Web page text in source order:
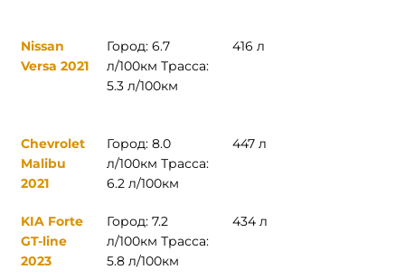
Nissan
Versa 2021
Город: 6.7
л/100км Трасса:
5.3 л/100км
416 л
Chevrolet
Malibu
2021
Город: 8.0
л/100км Трасса:
6.2 л/100км
447 л
KIA Forte
GT-line
2023
Город: 7.2
л/100км Трасса:
5.8 л/100км
434 л